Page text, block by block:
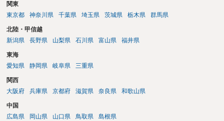
関東
東京都
神奈川県 千葉県 埼玉県 茨城県 栃木県 群馬県
北陸・甲信越
新潟県
長野県 山梨県 石川県 富山県 福井県
東海
愛知県
静岡県 岐阜県 三重県
関西
大阪府
兵庫県 京都府 滋賀県 奈良県 和歌山県
中国
広島県
岡山県 山口県 鳥取県 島根県